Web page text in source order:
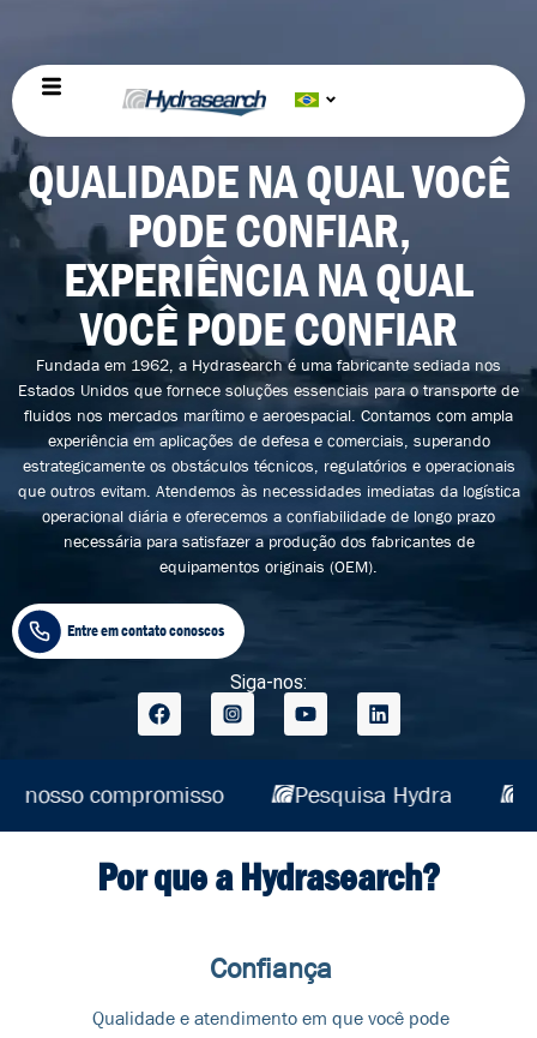
QUALIDADE NA QUAL VOCÊ
PODE CONFIAR,
EXPERIÊNCIA NA QUAL
VOCÊ PODE CONFIAR
Fundada em 1962, a Hydrasearch é uma fabricante sediada nos
Estados Unidos que fornece soluções essenciais para o transporte de
fluidos nos mercados marítimo e aeroespacial. Contamos com ampla
experiência em aplicações de defesa e comerciais, superando
estrategicamente os obstáculos técnicos, regulatórios e operacionais
que outros evitam. Atendemos às necessidades imediatas da logística
operacional diária e oferecemos a confiabilidade de longo prazo
necessária para satisfazer a produção dos fabricantes de
equipamentos originais (OEM).
Entre em contato conoscos
Siga-nos:
Sua missão é o nosso compromisso
Por que a Hydrasearch?
Confiança
Qualidade e atendimento em que você pode